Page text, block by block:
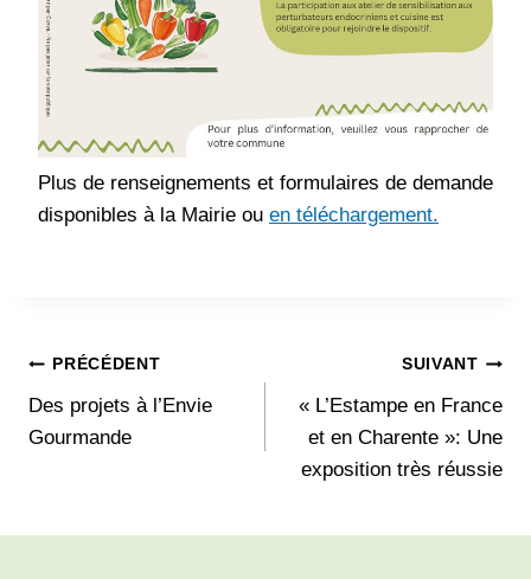
Plus de renseignements et formulaires de demande
disponibles à la Mairie ou en téléchargement.
Navigation
de
PRÉCÉDENT
Des projets à l’Envie
Gourmande
SUIVANT
« L’Estampe en France
et en Charente »: Une
exposition très réussie